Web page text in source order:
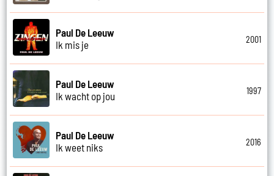
Paul De Leeuw
Ik mis je
2001
Paul De Leeuw
Ik wacht op jou
1997
Paul De Leeuw
Ik weet niks
2016